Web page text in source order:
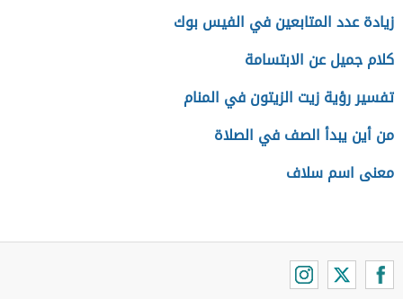
زيادة عدد المتابعين في الفيس بوك
كلام جميل عن الابتسامة
تفسير رؤية زيت الزيتون في المنام
من أين يبدأ الصف في الصلاة
معنى اسم سلاف